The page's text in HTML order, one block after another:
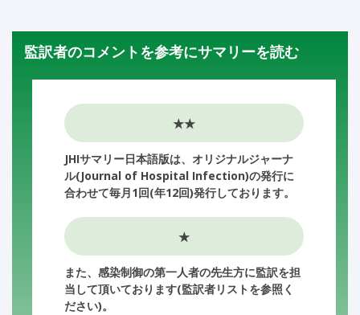
監訳者のコメントを参考にサマリーを読む
★★
JHIサマリー日本語版は、オリジナルジャーナ
ル(Journal of Hospital Infection)の発行に
合わせて毎月1回(年12回)発行しております。
★
また、感染制御の第一人者の先生方に監訳を担
当して頂いております(監訳者リストを参照く
ださい)。